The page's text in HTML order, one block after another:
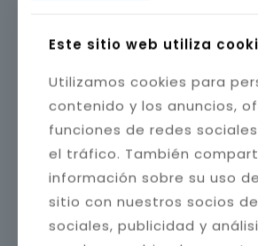
Este sitio web utiliza
Utilizamos cookies para
contenido y los anuncios,
funciones de redes
el tráfico. También
información sobre su uso
sitio con nuestros socios
sociales, publicidad y